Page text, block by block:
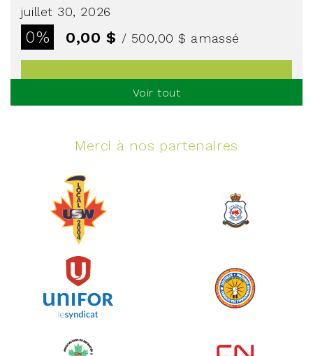
juillet 30, 2026
0% 0,00 $ / 500,00 $ amassé
Voir plus
Événement spinning
juin 10, 2026
amassé
Voir tout
Merci à nos partenaires